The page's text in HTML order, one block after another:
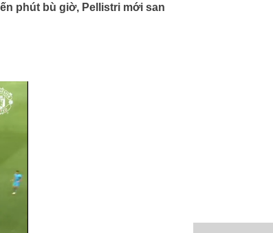
phút bù giờ, Pellistri mới san